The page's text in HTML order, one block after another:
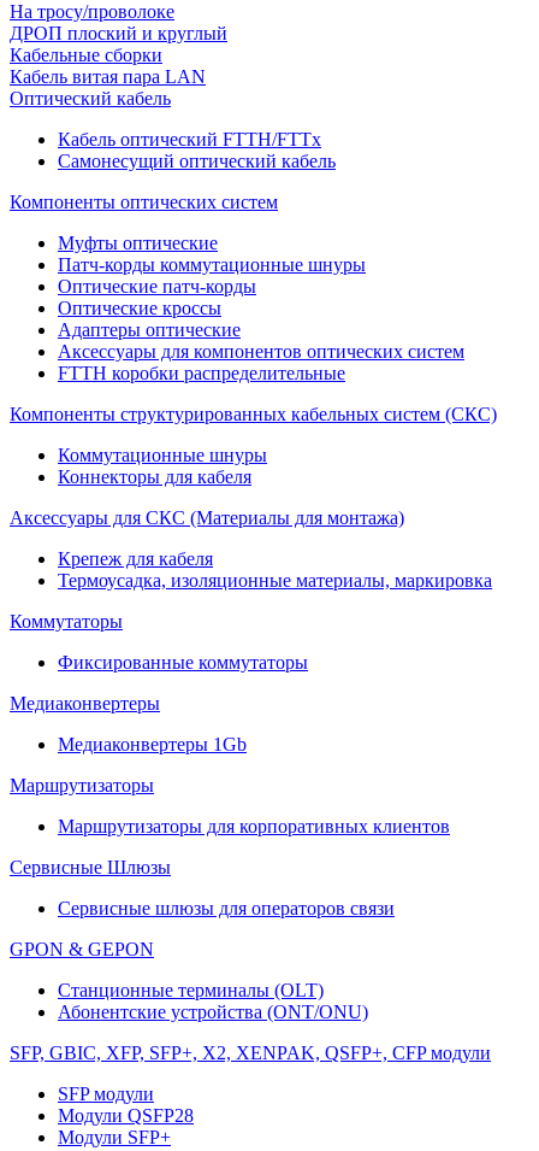
На тросу/проволоке
ДРОП плоский и круглый
Кабельные сборки
Кабель витая пара LAN
Оптический кабель
Кабель оптический FTTH/FTTx
Самонесущий оптический кабель
Компоненты оптических систем
Муфты оптические
Патч-корды коммутационные шнуры
Оптические патч-корды
Оптические кроссы
Адаптеры оптические
Аксессуары для компонентов оптических систем
FTTH коробки распределительные
Компоненты структурированных кабельных систем (СКС)
Коммутационные шнуры
Коннекторы для кабеля
Аксессуары для СКС (Материалы для монтажа)
Крепеж для кабеля
Термоусадка, изоляционные материалы, маркировка
Коммутаторы
Фиксированные коммутаторы
Медиаконвертеры
Медиаконвертеры 1Gb
Маршрутизаторы
Маршрутизаторы для корпоративных клиентов
Сервисные Шлюзы
Сервисные шлюзы для операторов связи
GPON & GEPON
Станционные терминалы (OLT)
Абонентские устройства (ONT/ONU)
SFP, GBIC, XFP, SFP+, X2, XENPAK, QSFP+, CFP модули
SFP модули
Модули QSFP28
Модули SFP+